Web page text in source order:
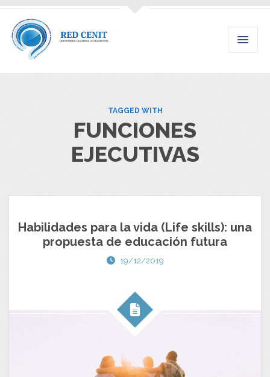
TAGGED WITH
FUNCIONES
EJECUTIVAS
Habilidades para la vida (Life skills): una
propuesta de educación futura
19/12/2019